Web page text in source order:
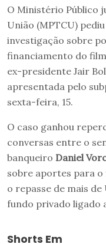
O Ministério Público
União (MPTCU)
investigação sobre
financiamento do
ex-presidente Jair
apresentada pelo
sexta-feira, 15.
O caso ganhou
conversas entre o
banqueiro Daniel
sobre aportes para
o repasse de mais de
fundo privado ligado
Shorts Em